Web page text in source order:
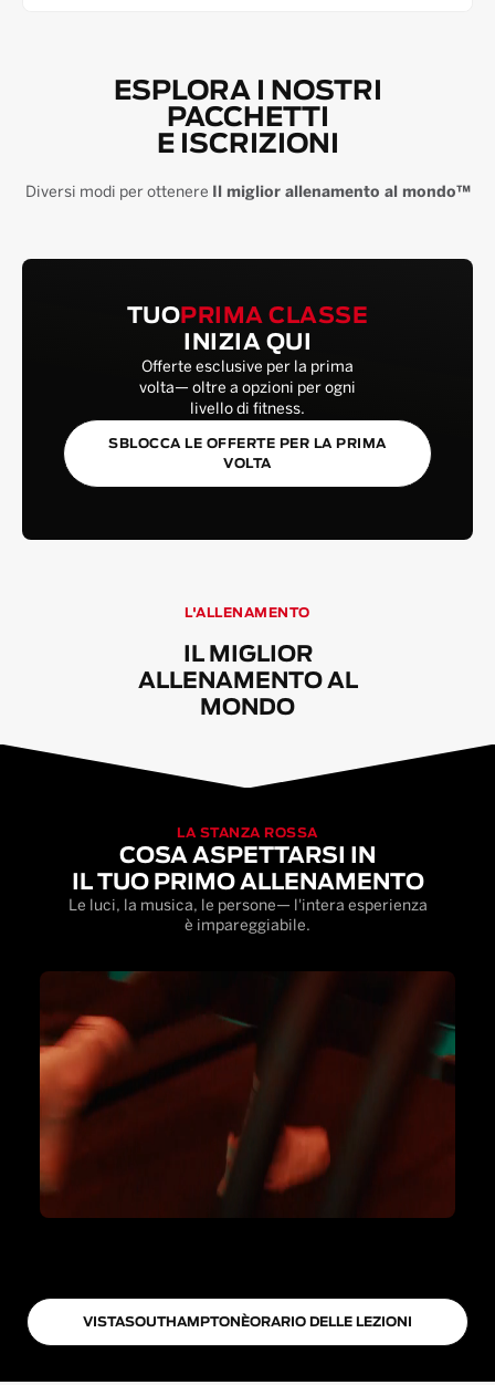
ESPLORA I NOSTRI
PACCHETTI
E ISCRIZIONI
Diversi modi per ottenere Il miglior allenamento al mondo™
TUO PRIMA CLASSE
INIZIA QUI
Offerte esclusive per la prima
volta— oltre a opzioni per ogni
livello di fitness.
SBLOCCA LE OFFERTE PER LA PRIMA
VOLTA
L'ALLENAMENTO
IL MIGLIOR
ALLENAMENTO AL
MONDO
LA STANZA ROSSA
COSA ASPETTARSI IN
IL TUO PRIMO ALLENAMENTO
Le luci, la musica, le persone— l'intera esperienza
è impareggiabile.
VISTASOUTHAMPTONÈORARIO DELLE LEZIONI